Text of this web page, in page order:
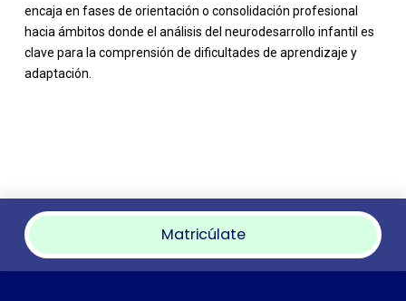
encaja en fases de orientación o consolidación profesional
hacia ámbitos donde el análisis del neurodesarrollo infantil es
clave para la comprensión de dificultades de aprendizaje y
adaptación.
Matricúlate